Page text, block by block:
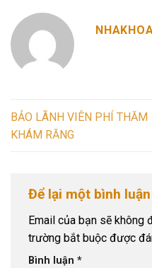
BẢO LÃNH VIÊN PHÍ THĂM
KHÁM RĂNG
Để lại một bình luận
Email của bạn sẽ không
trường bắt buộc được
Bình luận *